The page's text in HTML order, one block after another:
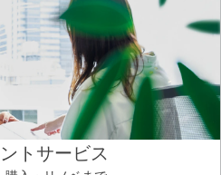
トサービス